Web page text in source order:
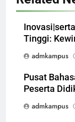
Tinggi:
admkampus
Pusat
Peserta
admkampus